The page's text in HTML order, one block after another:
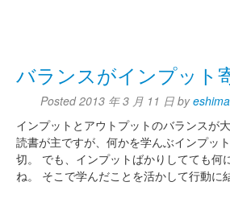
バランスがインプット
Posted2013 年 3 月 11 日 by
インプットとアウトプットのバランスが
読書が主ですが、何かを学んぶインプッ
切。 でも、インプットばかりしてても何
ね。 そこで学んだことを活かして行動に